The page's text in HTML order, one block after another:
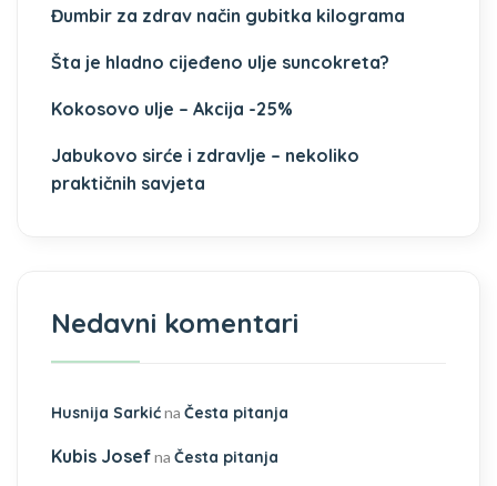
Đumbir za zdrav način gubitka kilograma
Šta je hladno cijeđeno ulje suncokreta?
Kokosovo ulje – Akcija -25%
Jabukovo sirće i zdravlje – nekoliko
praktičnih savjeta
Nedavni komentari
Husnija Sarkićna Česta pitanja
Kubis Josefna Česta pitanja